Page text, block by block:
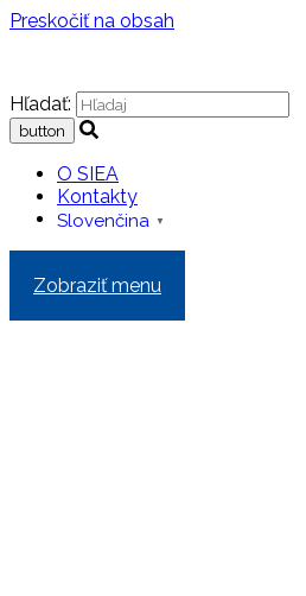
Preskočiť na obsah
Hľadať:
O SIEA
Kontakty
Slovenčina ▼
Zobraziť menu